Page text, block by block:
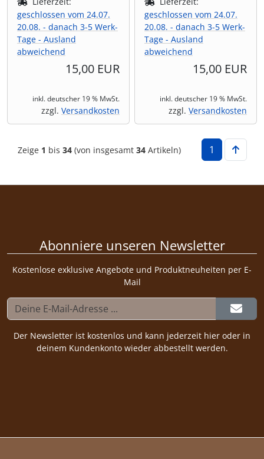
geschlossen vom 24.07.
20.08. - danach 3-5 Werk-
Tage - Ausland
abweichend
15,00 EUR
inkl. deutscher 19 % MwSt.
zzgl. Versandkosten
geschlossen vom 24.07.
20.08. - danach 3-5 Werk-
Tage - Ausland
abweichend
15,00 EUR
inkl. deutscher 19 % MwSt.
zzgl. Versandkosten
Zeige 1 bis 34(von insgesamt 34Artikeln) 1
Abonniere unseren Newsletter
Kostenlose exklusive Angebote und Produktneuheiten per E-
Mail
Der Newsletter ist kostenlos und kann jederzeit hier oder in
deinem Kundenkonto wieder abbestellt werden.